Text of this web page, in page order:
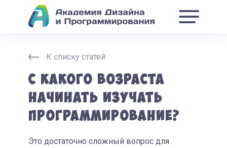
К списку статей
С какого возраста
начинать изучать
программирование?
Это достаточно сложный вопрос для